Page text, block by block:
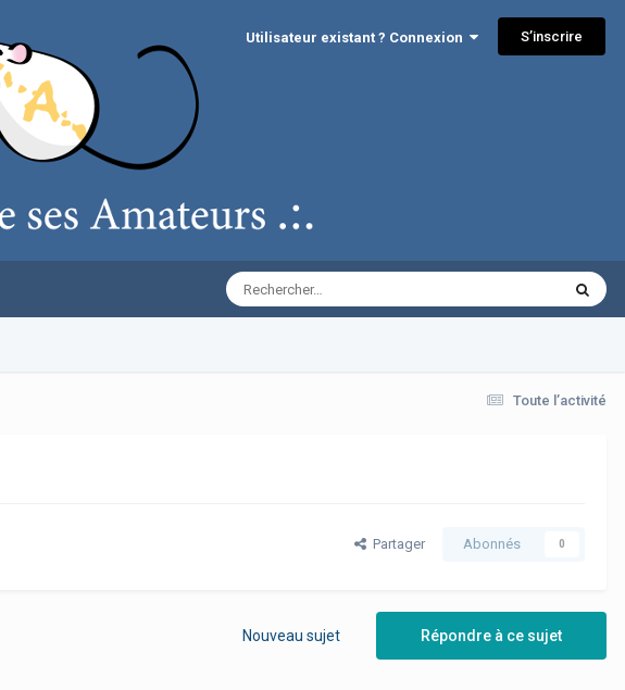
Utilisateur existant ? Connexion S’inscrire
Toute l’activité
Partager Abonnés 0
Répondre à ce sujet
Nouveau sujet